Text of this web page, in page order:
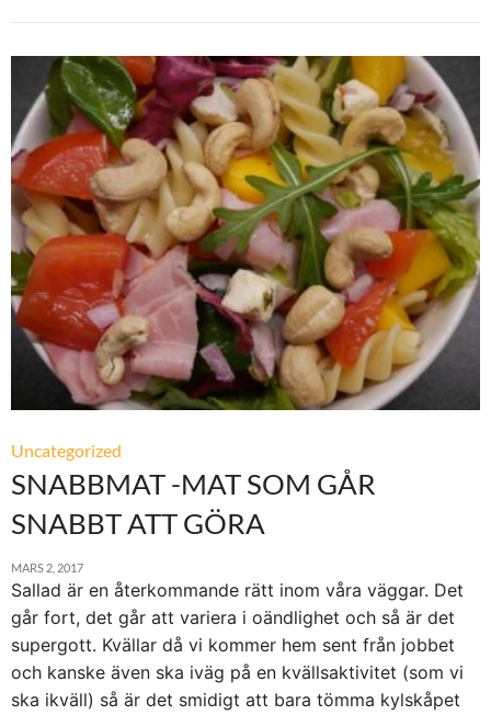
Uncategorized
SNABBMAT -MAT SOM GÅR
SNABBT ATT GÖRA
MARS 2, 2017
Sallad är en återkommande rätt inom våra väggar. Det
går fort, det går att variera i oändlighet och så är det
supergott. Kvällar då vi kommer hem sent från jobbet
och kanske även ska iväg på en kvällsaktivitet (som vi
ska ikväll) så är det smidigt att bara tömma kylskåpet